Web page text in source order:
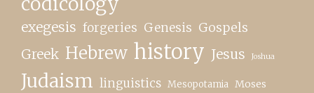
exegesis forgeries Genesis Gospels
Greek Hebrew history Jesus Joshua
Judaism linguistics Mesopotamia Moses